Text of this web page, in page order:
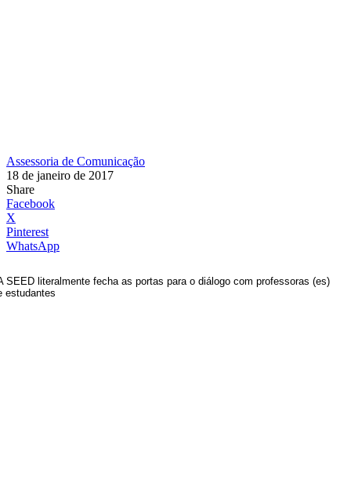
Assessoria de Comunicação
18 de janeiro de 2017
Share
Facebook
X
Pinterest
WhatsApp